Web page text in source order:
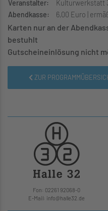
Veranstalter:
Kulturwerkstatt
Abendkasse:
6,00 Euro |
Karten nur an der
bestuhlt
Gutscheineinlösung nicht
ZUR
Fon: 02261 92068-0
E-Mail: info@halle32.de